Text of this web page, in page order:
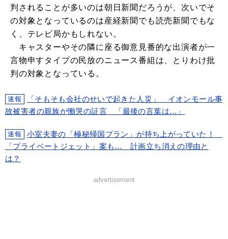
判されることが多いのは朝日新聞だろうが、次いでそ
の対象となっているのは産経新聞でも読売新聞でもな
く、テレビ局かもしれない。
キャスターやその隣に座る御意見番的な出演者が一
言物申すタイプの民放のニュース番組は、とりわけ批
判の対象となっている。
速報
「そもそも会社のせいで起きた人災」 イオンモール事
故被害者の親族が慟哭の証言 「最後の言葉は…」
速報
小室夫妻の「極秘帰国プラン」が持ち上がっていた！
「プライベートジェット」案も… 計画立ち消えの理由と
は？
advertisement